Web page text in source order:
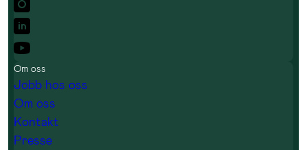
Om oss
Jobb hos oss
Om oss
Kontakt
Presse